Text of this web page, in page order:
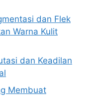
dan Flek
Warna Kulit
dan Keadilan
Membuat